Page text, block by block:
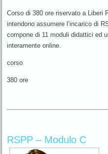
Corso di 380 ore riservato a Liberi
intendono assumere l’incarico di
compone di 11 moduli didattici ed
interamente online.
corso
380 ore
RSPP – Modulo C